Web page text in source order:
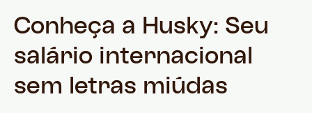
Conheça a Husky: Seu
salário internacional
sem letras miúdas